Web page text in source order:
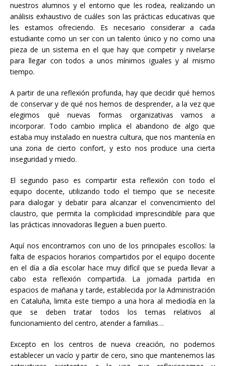
nuestros alumnos y el entorno que les rodea, realizando un
análisis exhaustivo de cuáles son las prácticas educativas que
les estamos ofreciendo. Es necesario considerar a cada
estudiante como un ser con un talento único y no como una
pieza de un sistema en el que hay que competir y nivelarse
para llegar con todos a unos mínimos iguales y al mismo
tiempo.
A partir de una reflexión profunda, hay que decidir qué hemos
de conservar y de qué nos hemos de desprender, a la vez que
elegimos qué nuevas formas organizativas vamos a
incorporar. Todo cambio implica el abandono de algo que
estaba muy instalado en nuestra cultura, que nos mantenía en
una zona de cierto confort, y esto nos produce una cierta
inseguridad y miedo.
El segundo paso es compartir esta reflexión con todo el
equipo docente, utilizando todo el tiempo que se necesite
para dialogar y debatir para alcanzar el convencimiento del
claustro, que permita la complicidad imprescindible para que
las prácticas innovadoras lleguen a buen puerto.
Aquí nos encontramos con uno de los principales escollos: la
falta de espacios horarios compartidos por el equipo docente
en el día a día escolar hace muy difícil que se pueda llevar a
cabo esta reflexión compartida. La jornada partida en
espacios de mañana y tarde, establecida por la Administración
en Cataluña, limita este tiempo a una hora al mediodía en la
que se deben tratar todos los temas relativos al
funcionamiento del centro, atender a familias…
Excepto en los centros de nueva creación, no podemos
establecer un vacío y partir de cero, sino que mantenemos las